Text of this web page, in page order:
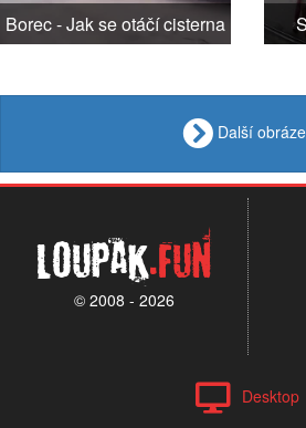
Borec - Jak se otáčí cisterna
Další
Loupak.fun
© 2008 - 2026
Desktop